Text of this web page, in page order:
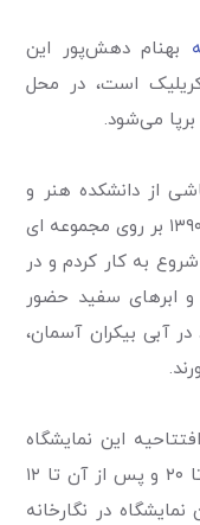
بهنام دهش‌پور این
با تکنیک اکریلیک است، در محل
از دانشکده هنر و
معماری با بیان این مطلب گفت: از سال ۱۳۹۰ بر روی مجموعه ای
به کار کردم و در
و ابرهای سفید حضور
آبی بیکران آسمان،
این نمایشگاه
در تاریخ پنجشنبه ۶ خرداد از ساعت ۱۶ تا ۲۰ و پس از آن تا ۱۲
از ساعت ۱۲ تا ۱۹ از این نمایشگاه در نگارخانه